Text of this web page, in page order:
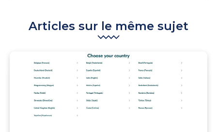
Articles sur le même sujet